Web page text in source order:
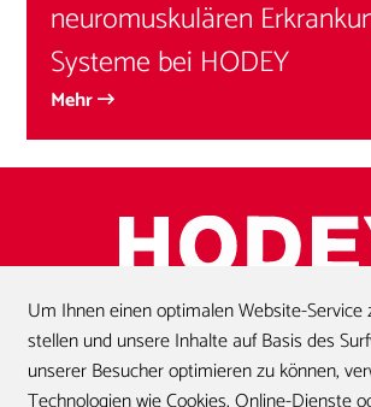
neuromuskulären
Systeme bei HODEY
Mehr
Startseite
Um Ihnen einen optimalen Website-Service
stellen und unsere Inhalte auf Basis des
unserer Besucher optimieren zu können,